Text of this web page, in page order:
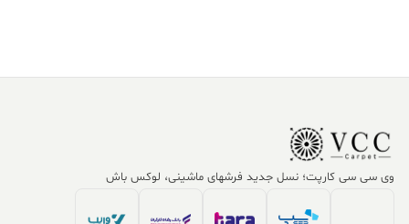
وی سی سی کارپت؛ نسل جدید فرشهای ماشینی، لوکس باش